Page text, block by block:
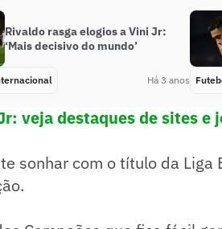
Rivaldo rasga elogios a Vini Jr:
‘Mais decisivo do mundo’
Há 3 anos
veja destaques de sites e
sonhar com o título da Liga